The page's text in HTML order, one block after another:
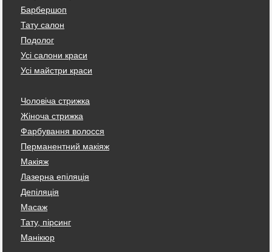
Барбершоп
Тату салон
Подолог
Усі салони краси
Усі майстри краси
Чоловіча стрижка
Жіноча стрижка
Фарбування волосся
Перманентний макіяж
Макіяж
Лазерна епіляція
Депіляція
Масаж
Тату, пірсинг
Манікюр